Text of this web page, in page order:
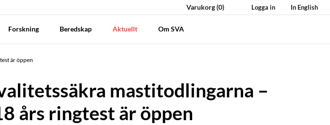
Varukorg(0) Logga in In English
Forskning Beredskap Aktuellt Om SVA
är öppen
mastitodlingarna –
års ringtest är öppen